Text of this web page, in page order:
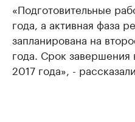
«Подготовительные
года, а активная фаза
запланирована на
года. Срок
2017 года», -